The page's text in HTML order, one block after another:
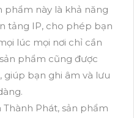
phẩm này là khả năng
tảng IP, cho phép bạn
lúc mọi nơi chỉ cần
phẩm cũng được
bạn ghi âm và lưu
Thành Phát, sản phẩm